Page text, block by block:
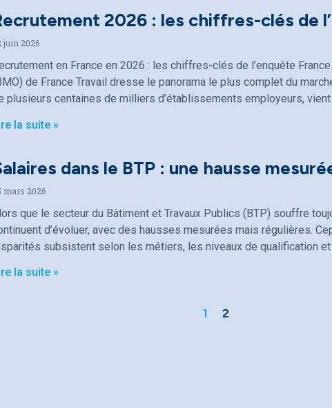
2026 : les chiffres-clés de
juin 2026
en France en 2026 : les chiffres-clés de l’enquête
de France Travail dresse le panorama le plus complet du
plusieurs centaines de milliers d’établissements employeurs, vient
la suite »
dans le BTP : une hausse
mars 2026
que le secteur du Bâtiment et Travaux Publics (BTP) souffre
d’évoluer, avec des hausses mesurées mais régulières.
subsistent selon les métiers, les niveaux de qualification
la suite »
1 2